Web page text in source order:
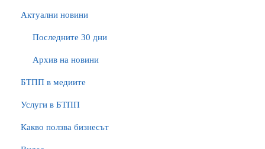
Актуални новини
Последните 30 дни
Архив на новини
БTПП в медиите
Услуги в БТПП
Какво ползва бизнесът